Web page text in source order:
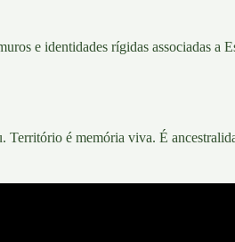
e identidades rígidas associadas a
Território é memória viva. É